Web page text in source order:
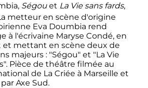
Ségouet La Vie sans fards,
metteur en scène d'origine
Eva Doumbia rend
à l'écrivaine Maryse Condé, en
et mettant en scène deux de
majeurs : "Ségou" et "La Vie
Pièce de théâtre filmée au
de La Criée à Marseille et
Axe Sud.